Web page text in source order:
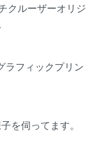
クルーザーオリジ
ラフィックプリン
を伺ってます。